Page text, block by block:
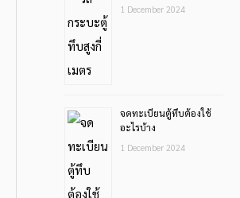
1 December 2024
จดทะเบียนตู้ทึบต้องใช้
อะไรบ้าง
1 December 2024